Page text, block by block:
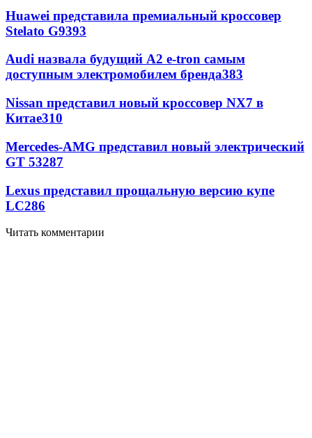
Huawei представила премиальный кроссовер
Stelato G9393
Audi назвала будущий A2 e-tron самым
доступным электромобилем бренда383
Nissan представил новый кроссовер NX7 в
Китае310
Mercedes-AMG представил новый электрический
GT 53287
Lexus представил прощальную версию купе
LC286
Читать комментарии